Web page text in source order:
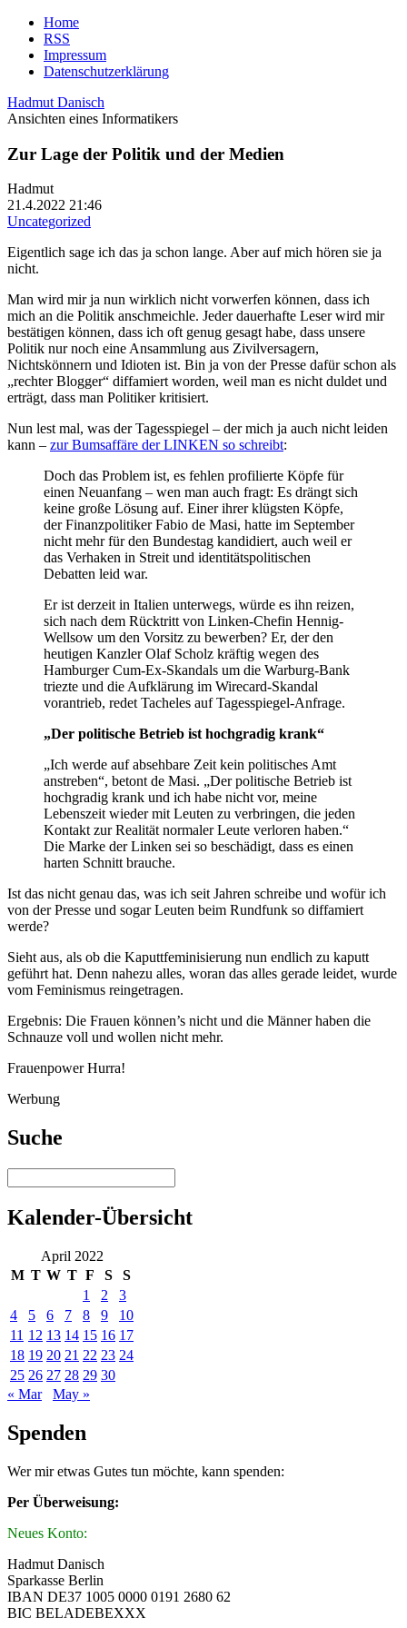
Home
RSS
Impressum
Datenschutzerklärung
Hadmut Danisch
Ansichten eines Informatikers
Zur Lage der Politik und der Medien
Hadmut
21.4.2022 21:46
Uncategorized
Eigentlich sage ich das ja schon lange. Aber auf mich hören sie ja
nicht.
Man wird mir ja nun wirklich nicht vorwerfen können, dass ich
mich an die Politik anschmeichle. Jeder dauerhafte Leser wird mir
bestätigen können, dass ich oft genug gesagt habe, dass unsere
Politik nur noch eine Ansammlung aus Zivilversagern,
Nichtskönnern und Idioten ist. Bin ja von der Presse dafür schon als
„rechter Blogger“ diffamiert worden, weil man es nicht duldet und
erträgt, dass man Politiker kritisiert.
Nun lest mal, was der Tagesspiegel – der mich ja auch nicht leiden
kann – zur Bumsaffäre der LINKEN so schreibt:
Doch das Problem ist, es fehlen profilierte Köpfe für
einen Neuanfang – wen man auch fragt: Es drängt sich
keine große Lösung auf. Einer ihrer klügsten Köpfe,
der Finanzpolitiker Fabio de Masi, hatte im September
nicht mehr für den Bundestag kandidiert, auch weil er
das Verhaken in Streit und identitätspolitischen
Debatten leid war.
Er ist derzeit in Italien unterwegs, würde es ihn reizen,
sich nach dem Rücktritt von Linken-Chefin Hennig-
Wellsow um den Vorsitz zu bewerben? Er, der den
heutigen Kanzler Olaf Scholz kräftig wegen des
Hamburger Cum-Ex-Skandals um die Warburg-Bank
triezte und die Aufklärung im Wirecard-Skandal
vorantrieb, redet Tacheles auf Tagesspiegel-Anfrage.
„Der politische Betrieb ist hochgradig krank“
„Ich werde auf absehbare Zeit kein politisches Amt
anstreben“, betont de Masi. „Der politische Betrieb ist
hochgradig krank und ich habe nicht vor, meine
Lebenszeit wieder mit Leuten zu verbringen, die jeden
Kontakt zur Realität normaler Leute verloren haben.“
Die Marke der Linken sei so beschädigt, dass es einen
harten Schnitt brauche.
Ist das nicht genau das, was ich seit Jahren schreibe und wofür ich
von der Presse und sogar Leuten beim Rundfunk so diffamiert
werde?
Sieht aus, als ob die Kaputtfeminisierung nun endlich zu kaputt
geführt hat. Denn nahezu alles, woran das alles gerade leidet, wurde
vom Feminismus reingetragen.
Ergebnis: Die Frauen können’s nicht und die Männer haben die
Schnauze voll und wollen nicht mehr.
Frauenpower Hurra!
Werbung
Suche
Kalender-Übersicht
April 2022
M T W T F S
S
1
2
3
4
5 6 7 8 9
10
11 12 13 14 15 16 17
18 19 20 21 22 23 24
25 26 27 28 29 30
« Mar
May »
Spenden
Wer mir etwas Gutes tun möchte, kann spenden:
Per Überweisung:
Neues Konto:
Hadmut Danisch
Sparkasse Berlin
IBAN DE37 1005 0000 0191 2680 62
BIC BELADEBEXXX